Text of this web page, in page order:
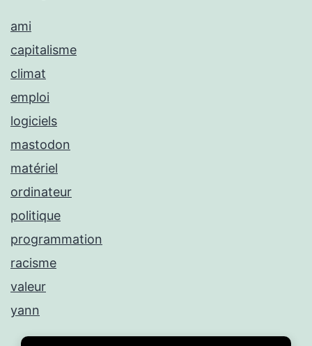
ami
capitalisme
climat
emploi
logiciels
mastodon
matériel
ordinateur
politique
programmation
racisme
valeur
yann